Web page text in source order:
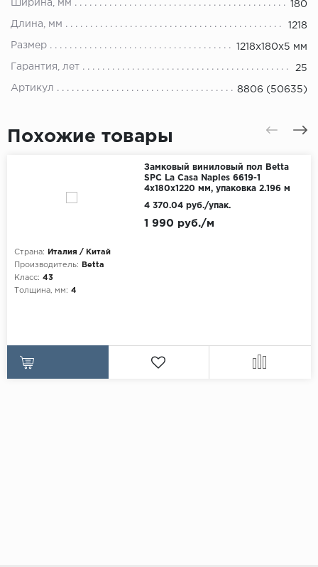
Ширина, мм 180
Длина, мм 1218
Размер 1218x180x5 мм
Гарантия, лет 25
Артикул 8806 (50635)
Похожие товары
Замковый виниловый пол Betta
SPC La Casa Naples 6619-1
4x180x1220 мм, упаковка 2.196 м
Страна:
Италия / Китай
Производитель:
Betta
Класс: 43
Толщина, мм: 4
1 990 руб./м
4 370.04 руб./упак.